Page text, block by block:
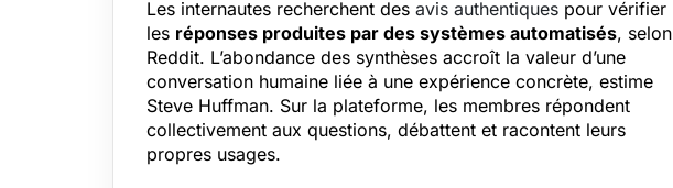
Les internautes recherchent des avis authentiques pour vérifier
les réponses produites par des systèmes automatisés, selon
Reddit. L’abondance des synthèses accroît la valeur d’une
conversation humaine liée à une expérience concrète, estime
Steve Huffman. Sur la plateforme, les membres répondent
collectivement aux questions, débattent et racontent leurs
propres usages.